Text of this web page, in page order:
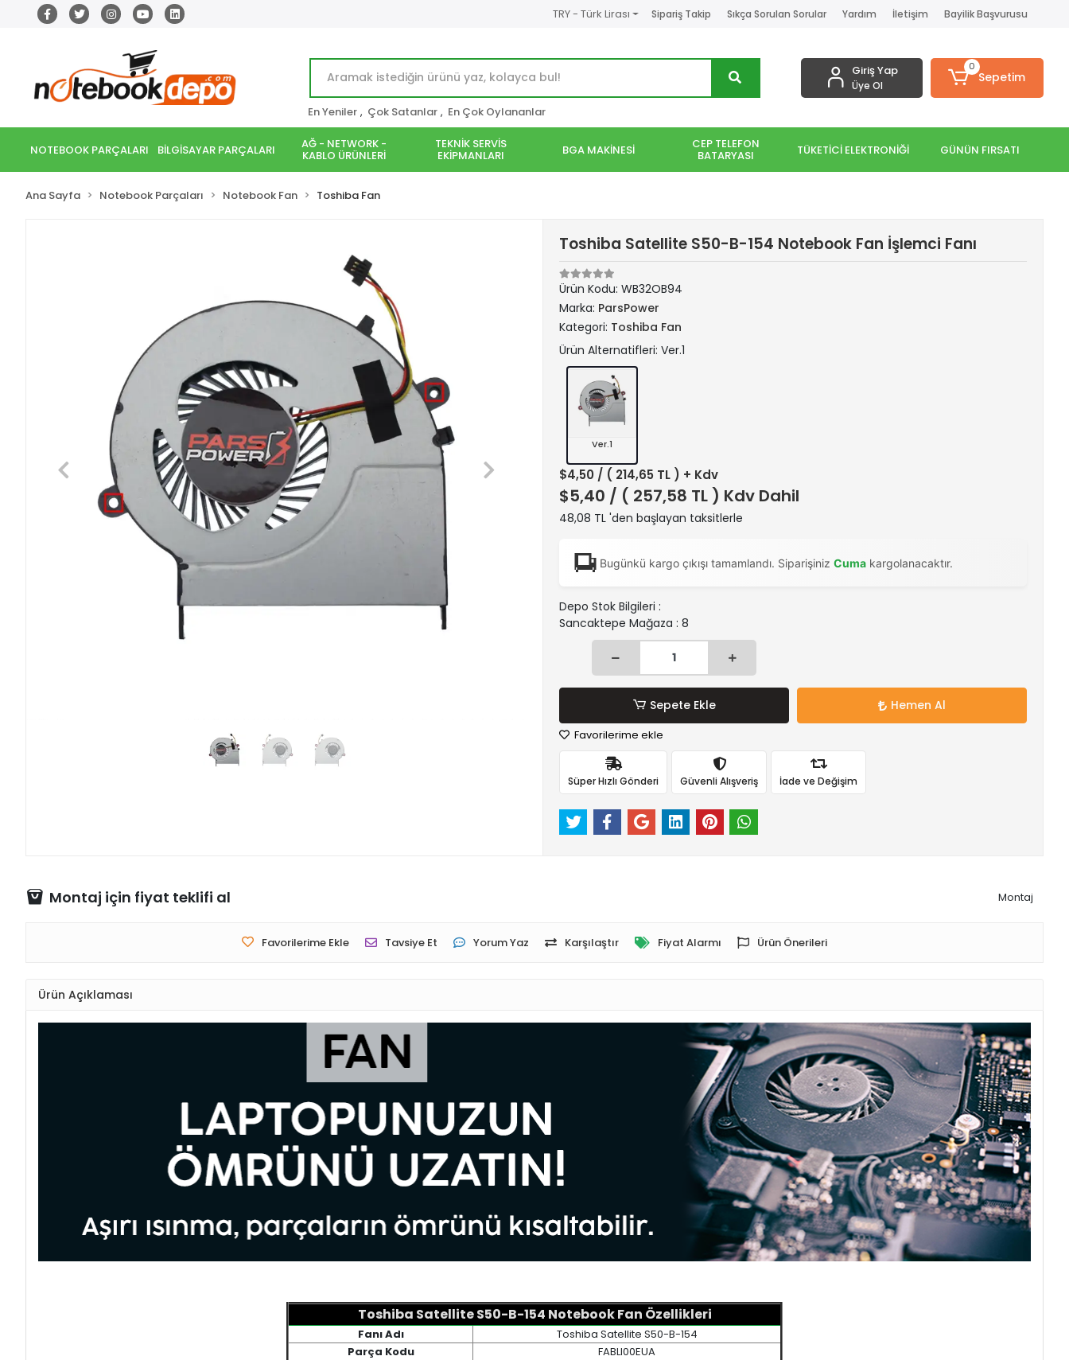
TRY - Türk Lirası Sipariş Takip Sıkça Sorulan Sorular Yardım İletişim Bayilik Başvurusu
En Yeniler , Çok Satanlar , En Çok Oylananlar
Giriş Yap
Üye Ol
0
Sepetim
NOTEBOOK PARÇALARI BİLGİSAYAR PARÇALARI AĞ - NETWORK -
KABLO ÜRÜNLERİ
TEKNİK SERVİS
EKİPMANLARI BGA MAKİNESİ CEP TELEFON
BATARYASI TÜKETİCİ ELEKTRONİĞİ GÜNÜN FIRSATI
Ana Sayfa Notebook Parçaları Notebook Fan Toshiba Fan
Toshiba Satellite S50-B-154 Notebook Fan İşlemci Fanı
Ürün Kodu: WB32OB94
Marka: ParsPower
Kategori: Toshiba Fan
Ürün Alternatifleri: Ver.1
Ver.1
$4,50 / ( 214,65 TL ) + Kdv
$5,40 / ( 257,58 TL ) Kdv Dahil
48,08 TL 'den başlayan taksitlerle
Bugünkü kargo çıkışı tamamlandı. Siparişiniz Cuma kargolanacaktır.
Depo Stok Bilgileri :
Sancaktepe Mağaza : 8
Sepete Ekle Hemen Al
Favorilerime ekle
Süper Hızlı Gönderi Güvenli Alışveriş İade ve Değişim
Montaj için fiyat teklifi al Montaj
Favorilerime Ekle Tavsiye Et Yorum Yaz Karşılaştır Fiyat Alarmı Ürün Önerileri
Ürün Açıklaması
Toshiba Satellite S50-B-154 Notebook Fan Özellikleri
Fanı Adı
Toshiba Satellite S50-B-154
Parça Kodu
FABLI00EUA